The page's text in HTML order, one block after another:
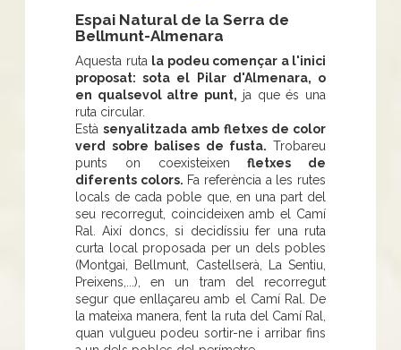
Espai Natural de la Serra de
Bellmunt-Almenara
Aquesta ruta la podeu començar a l'inici
proposat: sota el Pilar d'Almenara, o
en qualsevol altre punt, ja que és una
ruta circular.
Estàsenyalitzada amb fletxes de color
verd sobre balises de fusta. Trobareu
punts on coexisteixenfletxes de
diferents colors. Fa referència a les rutes
locals de cada poble que, en una part del
seu recorregut, coincideixen amb el Camí
Ral. Així doncs, si decidíssiu fer una ruta
curta local proposada per un dels pobles
(Montgai, Bellmunt, Castellserà, La Sentiu,
Preixens,...), en un tram del recorregut
segur que enllaçareu amb el Camí Ral. De
la mateixa manera, fent la ruta del Camí Ral,
quan vulgueu podeu sortir-ne i arribar fins